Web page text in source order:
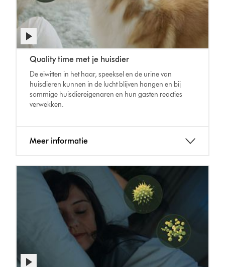
Quality time met je huisdier
De eiwitten in het haar, speeksel en de urine van
huisdieren kunnen in de lucht blijven hangen en bij
sommige huisdiereigenaren en hun gasten reacties
verwekken.
Meer informatie